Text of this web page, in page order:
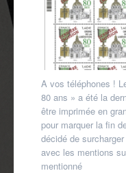
A vos téléphones !
80 ans » a été la
être imprimée en
pour marquer la fin
décidé de
avec les mentions
mentionné